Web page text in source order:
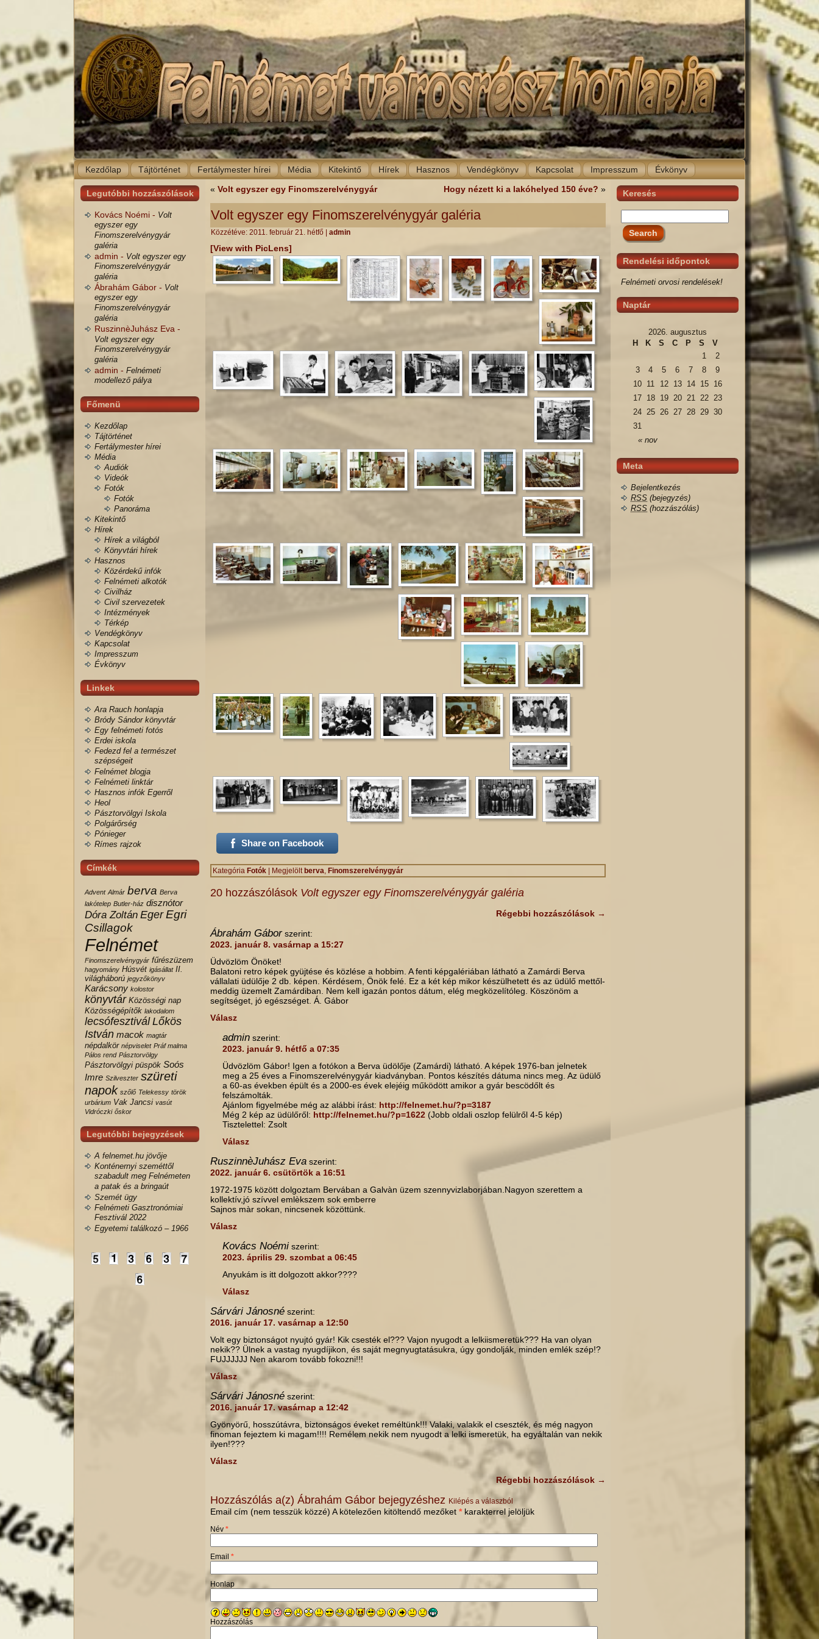
Kezdőlap Tájtörténet Fertálymester hírei Média Kitekintő Hírek Hasznos Vendégkönyv Kapcsolat Impresszum Évkönyv
Legutóbbi hozzászólások
Kovács Noémi - Volt
egyszer egy
Finomszerelvénygyár
galéria
admin - Volt egyszer egy
Finomszerelvénygyár
galéria
Ábrahám Gábor - Volt
egyszer egy
Finomszerelvénygyár
galéria
RuszinnèJuhász Eva -
Volt egyszer egy
Finomszerelvénygyár
galéria
admin - Felnémeti
modellező pálya
Főmenü
Kezdőlap
Tájtörténet
Fertálymester hírei
Média
Audiók
Videók
Fotók
Fotók
Panoráma
Kitekintő
Hírek
Hírek a világból
Könyvtári hírek
Hasznos
Közérdekű infók
Felnémeti alkotók
Civilház
Civil szervezetek
Intézmények
Térkép
Vendégkönyv
Kapcsolat
Impresszum
Évkönyv
Linkek
Ara Rauch honlapja
Bródy Sándor könyvtár
Egy felnémeti fotós
Erdei iskola
Fedezd fel a természet
szépségeit
Felnémet blogja
Felnémeti linktár
Hasznos infók Egerről
Heol
Pásztorvölgyi Iskola
Polgárőrség
Pónieger
Rímes rajzok
Címkék
Advent Almár berva Berva
lakótelep Butler-ház disznótor
Dóra Zoltán Eger Egri
Csillagok
Felnémet
Finomszerelvénygyár fűrészüzem
hagyomány Húsvét igásállat II.
világháború jegyzőkönyv
Karácsony kolostor
könyvtár Közösségi nap
Közösségépítők lakodalom
lecsófesztivál Lőkös
István macok magtár
népdalkör népviselet Práf malma
Pálos rend Pásztorvölgy
Pásztorvölgyi püspök Soós
Imre Szilveszter szüreti
napok szőlő Telekessy török
urbárium Vak Jancsi vasút
Vidróczki őskor
Legutóbbi bejegyzések
A felnemet.hu jövője
Konténernyi szeméttől
szabadult meg Felnémeten
a patak és a bringaút
Szemét ügy
Felnémeti Gasztronómiai
Fesztivál 2022
Egyetemi találkozó – 1966
« Volt egyszer egy Finomszerelvénygyár Hogy nézett ki a lakóhelyed 150 éve? »
Volt egyszer egy Finomszerelvénygyár galéria
Közzétéve: 2011. február 21. hétfő admin
[View with PicLens]
Share on Facebook
Kategória Fotók Megjelölt berva, Finomszerelvénygyár
20 hozzászólások Volt egyszer egy Finomszerelvénygyár galéria
Régebbi hozzászólások →
Ábrahám Gábor szerint:
2023. január 8. vasárnap a 15:27
Üdvözlöm Önöket!
Balatoni retro képek gyüjtése és közlése a hobbim. A fenti képgalériában látható a Zamárdi Berva
vállalati üdülője 2 db. képen. Kérdésem, Önök felé. Ez a két kép mikor készülhetett és az üdülő mettől-
meddig üzemelt Zamárdiban. Nem kell igazán pontos dátum, elég megközelítóleg. Köszönöm a
segítséget, jó egészséget. Á. Gábor
Válasz
admin szerint:
2023. január 9. hétfő a 07:35
Üdvözlöm Gábor! Igen a fotókon a Berva üdölője (Zamárdi) látható. A képek 1976-ban jelnetek
meg a 25 éves a Finomszerelvénygyár kiadványban. Pontos készítés dátuma nincs meg. Az üdülő
a 60-as években épült és a 2000-es évek elejéig működött amikor a gyár bescödőlt és
felszámolták.
Ajánlom figyelmébe még az alábbi írást: http://felnemet.hu/?p=3187
Még 2 kép az üdülőről: http://felnemet.hu/?p=1622 (Jobb oldali oszlop felülről 4-5 kép)
Tisztelettel: Zsolt
Válasz
RuszinnèJuhász Eva szerint:
2022. január 6. csütörtök a 16:51
1972-1975 között dolgoztam Bervában a Galvàn üzem szennyvizlaborjában.Nagyon szerettem a
kollektív,jó szívvel emlèkszem sok emberre
Sajnos màr sokan, nincsenek közöttünk.
Válasz
Kovács Noémi szerint:
2023. április 29. szombat a 06:45
Anyukám is itt dolgozott akkor????
Válasz
Sárvári Jánosné szerint:
2016. január 17. vasárnap a 12:50
Volt egy biztonságot nyujtó gyár! Kik csesték el??? Vajon nyugodt a lelkiismeretük??? Ha van olyan
nekik?? Ülnek a vastag nyugdíjikon, és saját megnyugtatásukra, úgy gondolják, minden emlék szép!?
FUJJJJJJ Nen akarom tovább fokozni!!!
Válasz
Sárvári Jánosné szerint:
2016. január 17. vasárnap a 12:42
Gyönyörű, hosszútávra, biztonságos éveket reméltünk!!! Valaki, valakik el cseszték, és még nagyon
finoman fejeztem ki magam!!!! Remélem nekik nem nyugodt a lelki ismeretük, ha egyáltalán van nekik
ilyen!???
Válasz
Régebbi hozzászólások →
Hozzászólás a(z) Ábrahám Gábor bejegyzéshez Kilépés a válaszból
Email cím (nem tesszük közzé) A kötelezően kitöltendő mezőket * karakterrel jelöljük
Név *
Email *
Honlap
Hozzászólás
Keresés
Rendelési időpontok
Felnémeti orvosi rendelések!
Naptár
2026. augusztus
H
K S C P S V
« nov
1
2
3
4 5 6 7 8
9
10 11 12 13 14 15
16
17 18 19 20 21 22 23
24 25 26 27 28 29 30
31
Meta
Bejelentkezés
RSS (bejegyzés)
RSS (hozzászólás)